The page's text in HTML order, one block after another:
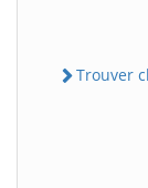
Trouver